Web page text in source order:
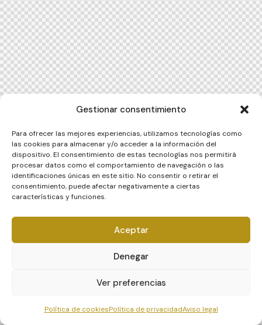
Gestionar consentimiento
Para ofrecer las mejores experiencias, utilizamos tecnologías como
las cookies para almacenar y/o acceder a la información del
dispositivo. El consentimiento de estas tecnologías nos permitirá
procesar datos como el comportamiento de navegación o las
identificaciones únicas en este sitio. No consentir o retirar el
consentimiento, puede afectar negativamente a ciertas
características y funciones.
Aceptar
Denegar
Ver preferencias
Política de cookiesPolítica de privacidadAviso legal